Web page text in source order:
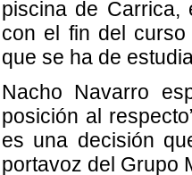
piscina de Carrica,
con el fin del curso
que se ha de
Nacho Navarro
posición al
es una decisión
portavoz del Grupo